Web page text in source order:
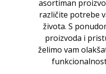
asortiman
različite potrebe
života. S
proizvoda i
želimo vam